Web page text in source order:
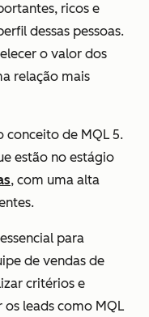
ricos e
dessas pessoas.
o valor dos
relação mais
conceito de MQL 5.
estão no estágio
, com uma alta
para
de vendas de
critérios e
os leads como MQL